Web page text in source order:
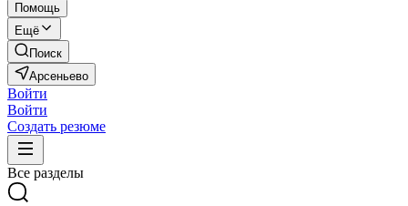
Помощь
Ещё
Поиск
Арсеньево
Войти
Войти
Создать резюме
Все разделы